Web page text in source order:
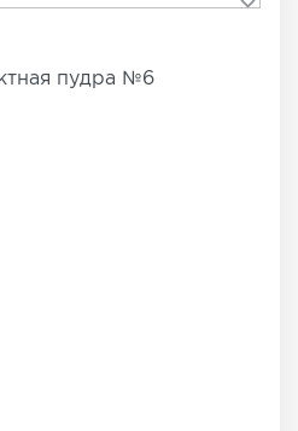
пудра №6